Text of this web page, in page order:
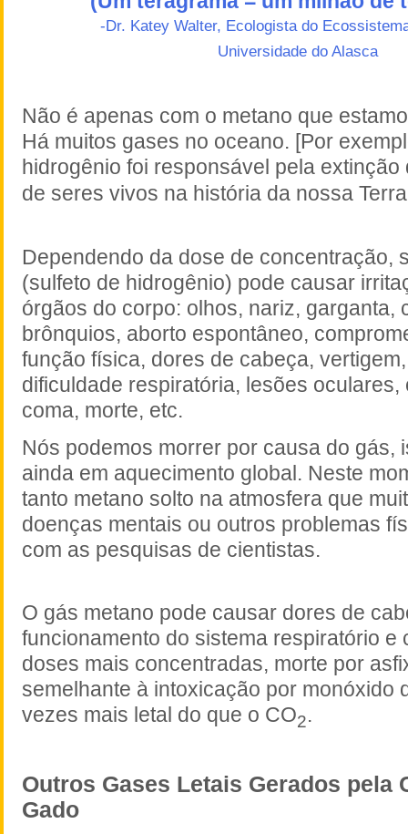
-Dr. Katey Walter, Ecologista do
Universidade do Alasca
Não é apenas com o metano que
Há muitos gases no oceano. [Por
hidrogênio foi responsável pela extinção
de seres vivos na história da nossa
Dependendo da dose de concentração,
(sulfeto de hidrogênio) pode causar
órgãos do corpo: olhos, nariz, garganta,
brônquios, aborto espontâneo,
função física, dores de cabeça,
dificuldade respiratória, lesões oculares,
coma, morte, etc.
Nós podemos morrer por causa do gás,
ainda em aquecimento global. Neste
tanto metano solto na atmosfera que
doenças mentais ou outros problemas
com as pesquisas de cientistas.
O gás metano pode causar dores de
funcionamento do sistema respiratório e
doses mais concentradas, morte por
semelhante à intoxicação por monóxido
vezes mais letal do que o CO2.
Outros Gases Letais Gerados pela
Gado